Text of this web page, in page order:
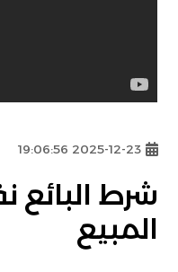
2025-12-23 19:06:56
شرط البائع
المبيع